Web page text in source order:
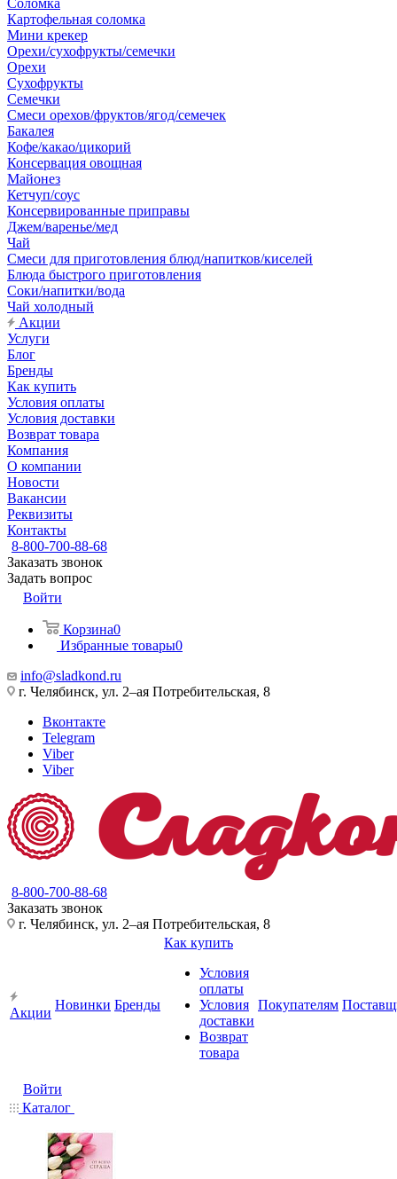
Соломка
Картофельная соломка
Мини крекер
Орехи/сухофрукты/семечки
Орехи
Сухофрукты
Семечки
Смеси орехов/фруктов/ягод/семечек
Бакалея
Кофе/какао/цикорий
Консервация овощная
Майонез
Кетчуп/соус
Консервированные приправы
Джем/варенье/мед
Чай
Смеси для приготовления блюд/напитков/киселей
Блюда быстрого приготовления
Соки/напитки/вода
Чай холодный
Акции
Услуги
Блог
Бренды
Как купить
Условия оплаты
Условия доставки
Возврат товара
Компания
О компании
Новости
Вакансии
Реквизиты
Контакты
8-800-700-88-68
Заказать звонок
Задать вопрос
Войти
Корзина0
Избранные товары0
info@sladkond.ru
г. Челябинск, ул. 2–ая Потребительская, 8
Вконтакте
Telegram
Viber
Viber
8-800-700-88-68
Заказать звонок
г. Челябинск, ул. 2–ая Потребительская, 8
Акции
Новинки Бренды
Как купить
Условия
оплаты
Условия
доставки
Возврат
товара
Покупателям
Войти
Каталог